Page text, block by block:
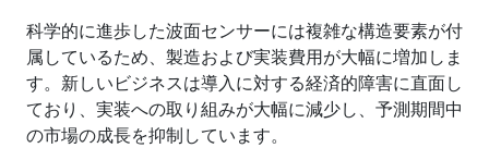
科学的に進歩した波面センサーには複雑な構造要素が付
属しているため、製造および実装費用が大幅に増加しま
す。新しいビジネスは導入に対する経済的障害に直面し
ており、実装への取り組みが大幅に減少し、予測期間中
の市場の成長を抑制しています。